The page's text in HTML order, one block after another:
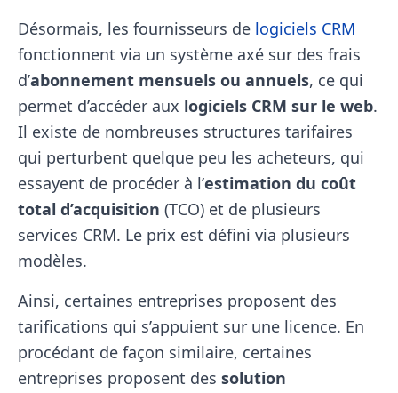
Désormais, les fournisseurs de logiciels CRM
fonctionnent via un système axé sur des frais
d’abonnement mensuels ou annuels, ce qui
permet d’accéder aux logiciels CRM sur le web.
Il existe de nombreuses structures tarifaires
qui perturbent quelque peu les acheteurs, qui
essayent de procéder à l’estimation du coût
total d’acquisition (TCO) et de plusieurs
services CRM. Le prix est défini via plusieurs
modèles.
Ainsi, certaines entreprises proposent des
tarifications qui s’appuient sur une licence. En
procédant de façon similaire, certaines
entreprises proposent des solution